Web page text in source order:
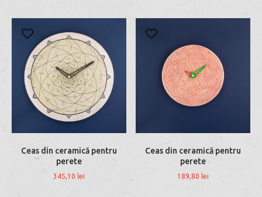
Ceas din ceramică pentru
perete
345,10 lei
Ceas din ceramică pentru
perete
189,80 lei